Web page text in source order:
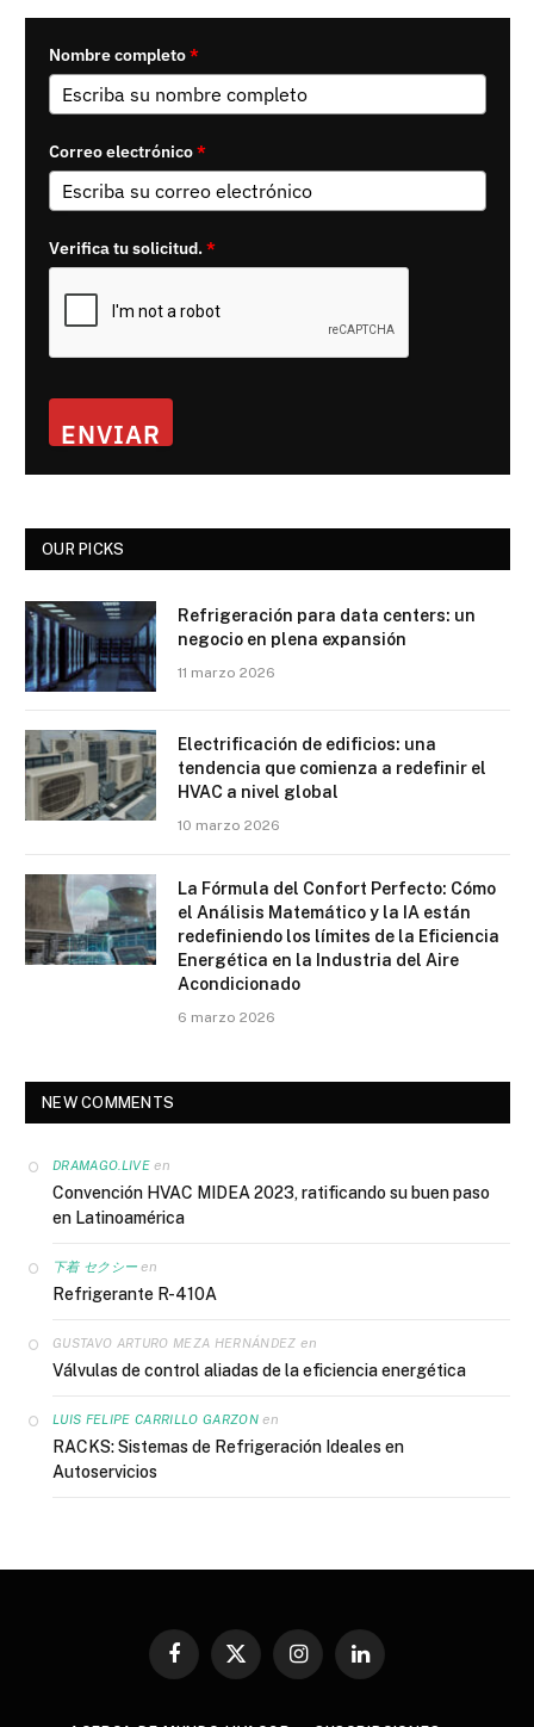
Nombre completo*
Correo electrónico*
Verifica tu solicitud.*
ENVIAR
OUR PICKS
Refrigeración para data centers: un
negocio en plena expansión
11 marzo 2026
Electrificación de edificios: una
tendencia que comienza a redefinir el
HVAC a nivel global
10 marzo 2026
La Fórmula del Confort Perfecto: Cómo
el Análisis Matemático y la IA están
redefiniendo los límites de la Eficiencia
Energética en la Industria del Aire
Acondicionado
6 marzo 2026
NEW COMMENTS
DRAMAGO.LIVEen
Convención HVAC MIDEA 2023, ratificando su buen paso
en Latinoamérica
下着 セクシー en
Refrigerante R-410A
GUSTAVO ARTURO MEZA HERNÁNDEZ en
Válvulas de control aliadas de la eficiencia energética
LUIS FELIPE CARRILLO GARZONen
RACKS: Sistemas de Refrigeración Ideales en
Autoservicios
Facebook
X
InstagramLinkedIn